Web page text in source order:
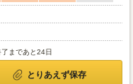
まであと24日
とりあえず保存